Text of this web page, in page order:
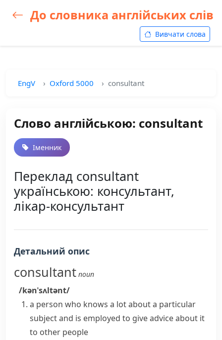
До словника англійських слів
Вивчати слова
EngV Oxford 5000 consultant
Слово англійською: consultant
Іменник
Переклад consultant
українською: консультант,
лікар-консультант
Детальний опис
consultant noun
/kənˈsʌltənt/
a person who knows a lot about a particular
subject and is employed to give advice about it
to other people